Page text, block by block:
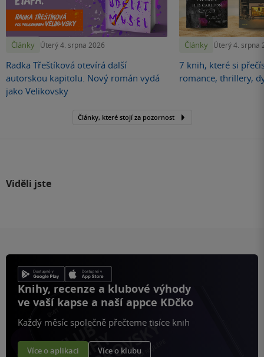
Články Úterý 4. srpna 2026
Radka Třeštíková otevírá další
autorskou kapitolu. Nový román vydá
jako Velikovsky
Články Úterý 4. srpna
7 knih, které si
romance, thrillery,
Články, které stojí za pozornost
Viděli jste
Knihy, recenze a klubové výhody
ve vaší kapse a naší appce KDčko
Každý měsíc společně přečteme tisíce knih
Více o aplikaci Více o klubu